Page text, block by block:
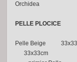
Orchidea
PELLE PLOCICE
Pelle Beige
33x33cm